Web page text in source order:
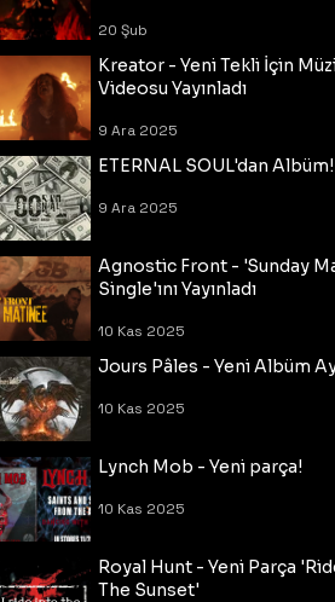
20 Şub
Kreator - Yeni Tekli İçin
Videosu Yayınladı
9 Ara 2025
ETERNAL SOUL'dan Albüm!
9 Ara 2025
Agnostic Front - 'Sunday
Single'ını Yayınladı
10 Kas 2025
Jours Pâles - Yeni Albüm
10 Kas 2025
Lynch Mob - Yeni parça!
10 Kas 2025
Royal Hunt - Yeni Parça
The Sunset'